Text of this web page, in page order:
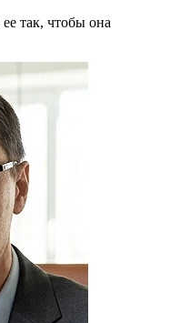
так, чтобы она